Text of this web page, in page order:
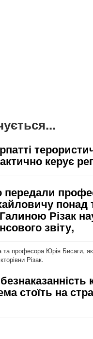
керує
понад
Різак
звіту,
та професора Юрія Бисаги,
Різак.
стоїть на